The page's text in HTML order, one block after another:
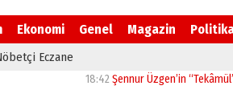
Ekonomi Genel Magazin
Eczane
Şennur Üzgen’in “Tekâmül” Eseri